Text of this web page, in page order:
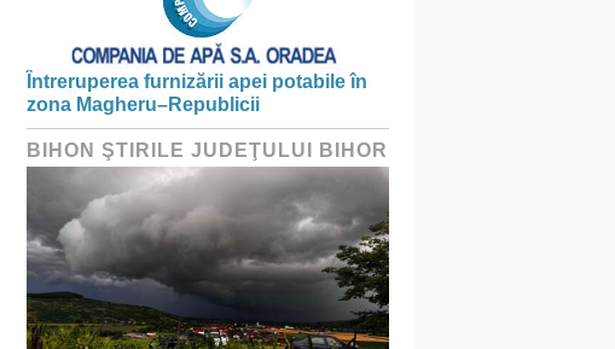
Întreruperea furnizării apei potabile în
zona Magheru–Republicii
BIHON ŞTIRILE JUDEŢULUI BIHOR